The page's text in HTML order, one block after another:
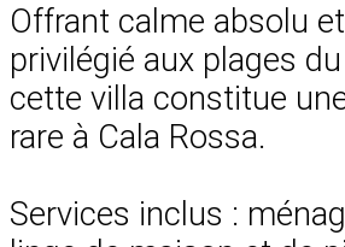
Offrant calme absolu
privilégié aux plages
cette villa constitue
rare à Cala Rossa.
Services inclus :